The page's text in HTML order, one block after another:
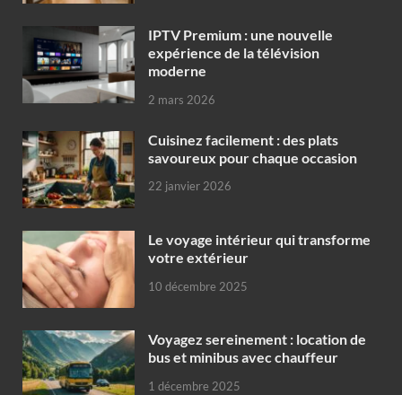
IPTV Premium : une nouvelle
expérience de la télévision
moderne
2 mars 2026
Cuisinez facilement : des plats
savoureux pour chaque occasion
22 janvier 2026
Le voyage intérieur qui transforme
votre extérieur
10 décembre 2025
Voyagez sereinement : location de
bus et minibus avec chauffeur
1 décembre 2025